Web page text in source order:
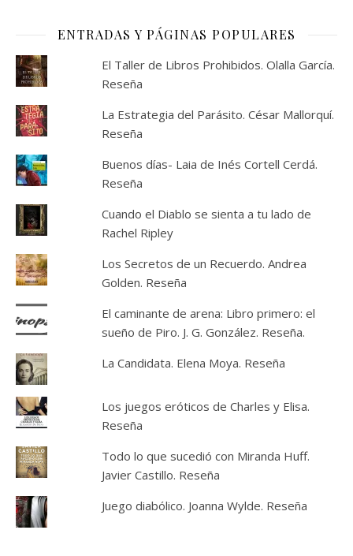
ENTRADAS Y PÁGINAS POPULARES
El Taller de Libros Prohibidos. Olalla García.
Reseña
La Estrategia del Parásito. César Mallorquí.
Reseña
Buenos días- Laia de Inés Cortell Cerdá.
Reseña
Cuando el Diablo se sienta a tu lado de
Rachel Ripley
Los Secretos de un Recuerdo. Andrea
Golden. Reseña
El caminante de arena: Libro primero: el
sueño de Piro. J. G. González. Reseña.
La Candidata. Elena Moya. Reseña
Los juegos eróticos de Charles y Elisa.
Reseña
Todo lo que sucedió con Miranda Huff.
Javier Castillo. Reseña
Juego diabólico. Joanna Wylde. Reseña